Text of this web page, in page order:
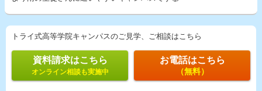
トライ式高等学院キャンパスのご見学、ご相談はこちら
資料請求はこちら
オンライン相談も実施中
お電話はこちら
（無料）